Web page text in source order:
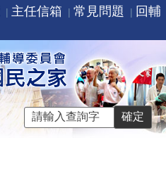
主任信箱 常見問題
回輔